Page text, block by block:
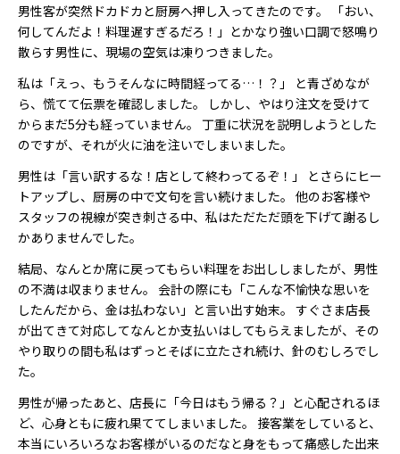
男性客が突然ドカドカと厨房へ押し入ってきたのです。 「おい、
何してんだよ！料理遅すぎるだろ！」とかなり強い口調で怒鳴り
散らす男性に、現場の空気は凍りつきました。
私は「えっ、もうそんなに時間経ってる…！？」 と青ざめなが
ら、慌てて伝票を確認しました。 しかし、やはり注文を受けて
からまだ5分も経っていません。 丁重に状況を説明しようとした
のですが、それが火に油を注いでしまいました。
男性は「言い訳するな！店として終わってるぞ！」 とさらにヒー
トアップし、厨房の中で文句を言い続けました。 他のお客様や
スタッフの視線が突き刺さる中、私はただただ頭を下げて謝るし
かありませんでした。
結局、なんとか席に戻ってもらい料理をお出ししましたが、男性
の不満は収まりません。 会計の際にも「こんな不愉快な思いを
したんだから、金は払わない」と言い出す始末。 すぐさま店長
が出てきて対応してなんとか支払いはしてもらえましたが、その
やり取りの間も私はずっとそばに立たされ続け、針のむしろでし
た。
男性が帰ったあと、店長に「今日はもう帰る？」と心配されるほ
ど、心身ともに疲れ果ててしまいました。 接客業をしていると、
本当にいろいろなお客様がいるのだなと身をもって痛感した出来